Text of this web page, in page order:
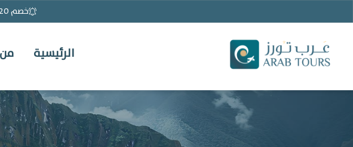
خصم 20% على بكجات شهر العسل
الرئيسية